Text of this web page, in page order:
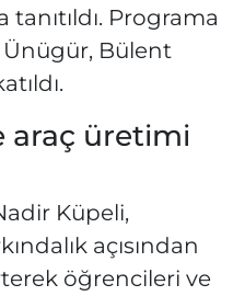
Programa
Ünügür, Bülent
araç üretimi
Küpeli,
açısından
öğrencileri ve